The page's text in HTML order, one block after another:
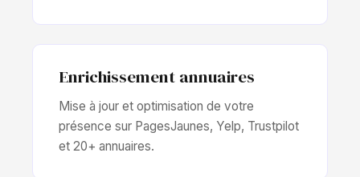
Enrichissement annuaires
Mise à jour et optimisation de votre
présence sur PagesJaunes, Yelp, Trustpilot
et 20+ annuaires.